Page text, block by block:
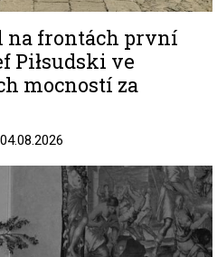
na frontách první
Piłsudski ve
mocností za
04.08.2026